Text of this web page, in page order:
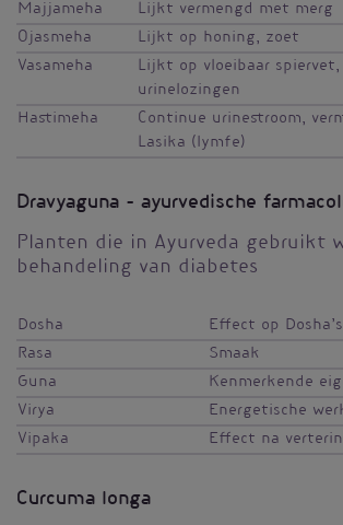
Majjameha
Lijkt vermengd met merg
Ojasmeha
Lijkt op honing, zoet
Vasameha
Lijkt op vloeibaar
urinelozingen
Hastimeha
Continue urinestroom,
Lasika (lymfe)
Dravyaguna - ayurvedische
Planten die in Ayurveda gebruikt
behandeling van diabetes
Dosha
Effect op Dosha’s
Rasa
Smaak
Guna
Kenmerkende
Virya
Energetische
Vipaka
Effect na
Curcuma longa